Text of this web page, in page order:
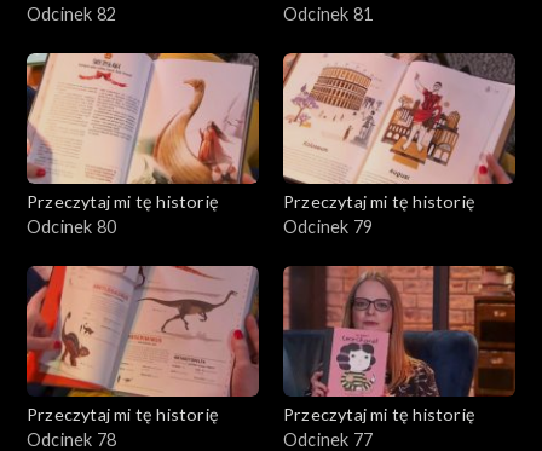
Odcinek 82
Odcinek 81
Przeczytaj mi tę historię
Odcinek 80
Przeczytaj mi tę historię
Odcinek 79
Przeczytaj mi tę historię
Odcinek 78
Przeczytaj mi tę historię
Odcinek 77